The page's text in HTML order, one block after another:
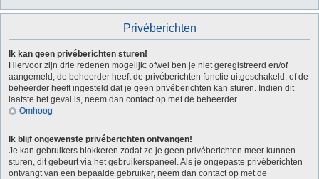
Privéberichten
Ik kan geen privéberichten sturen!
Hiervoor zijn drie redenen mogelijk: ofwel ben je niet geregistreerd en/of
aangemeld, de beheerder heeft de privéberichten functie uitgeschakeld, of de
beheerder heeft ingesteld dat je geen privéberichten kan sturen. Indien dit
laatste het geval is, neem dan contact op met de beheerder.
Omhoog
Ik blijf ongewenste privéberichten ontvangen!
Je kan gebruikers blokkeren zodat ze je geen privéberichten meer kunnen
sturen, dit gebeurt via het gebruikerspaneel. Als je ongepaste privéberichten
ontvangt van een bepaalde gebruiker, neem dan contact op met de